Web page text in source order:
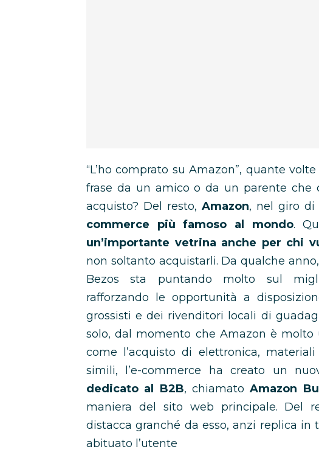
“L’ho comprato su Amazon”, quante
frase da un amico o da un parente che
acquisto? Del resto,Amazon, nel giro di
commerce più famoso al mondo.
un’importante vetrina anche per chi
non soltanto acquistarli. Da qualche
Bezos sta puntando molto sul
rafforzando le opportunità a
grossisti e dei rivenditori locali di
solo, dal momento che Amazon è
come l’acquisto di elettronica,
simili, l’e-commerce ha creato un
dedicato al B2B, chiamatoAmazon
maniera del sito web principale. Del
distacca granché da esso, anzi replica
abituato l’utente